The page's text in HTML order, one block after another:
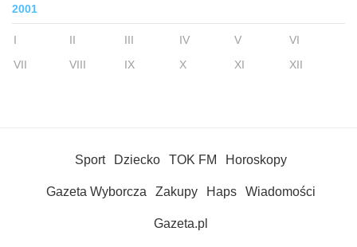
2001
I II III IV V
VI
VII
VIII IX X XI XII
Sport Dziecko TOK FM Horoskopy
Gazeta Wyborcza Zakupy Haps Wiadomości
Gazeta.pl